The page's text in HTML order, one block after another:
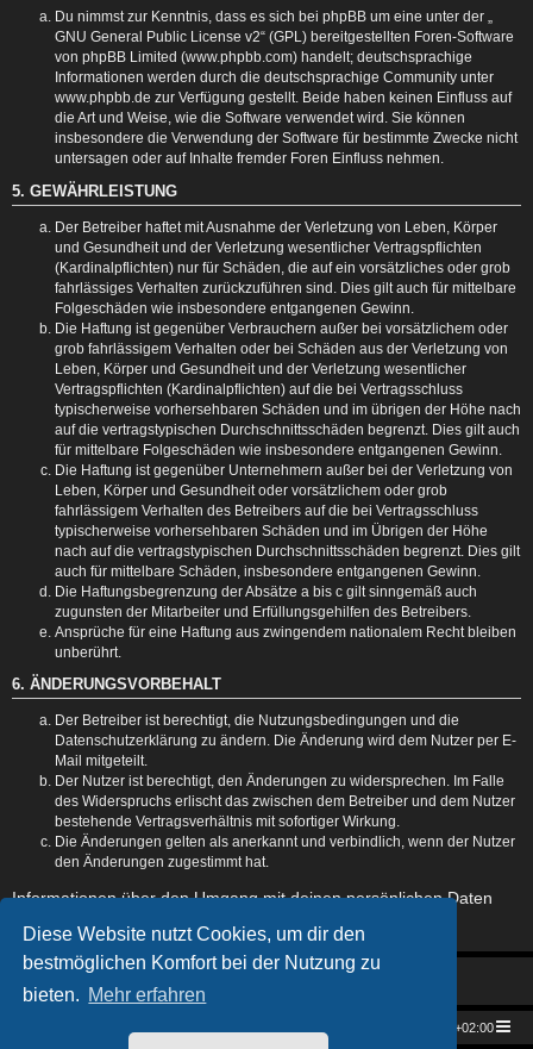
Diese Website nutzt Cookies, um dir den
bestmöglichen Komfort bei der Nutzung zu
bieten. Mehr erfahren
Du nimmst zur Kenntnis, dass es sich bei phpBB um eine unter der „
GNU General Public License v2“ (GPL) bereitgestellten Foren-Software
von phpBB Limited (www.phpbb.com) handelt; deutschsprachige
Informationen werden durch die deutschsprachige Community unter
www.phpbb.de zur Verfügung gestellt. Beide haben keinen Einfluss auf
die Art und Weise, wie die Software verwendet wird. Sie können
insbesondere die Verwendung der Software für bestimmte Zwecke nicht
untersagen oder auf Inhalte fremder Foren Einfluss nehmen.
5. GEWÄHRLEISTUNG
Der Betreiber haftet mit Ausnahme der Verletzung von Leben, Körper
und Gesundheit und der Verletzung wesentlicher Vertragspflichten
(Kardinalpflichten) nur für Schäden, die auf ein vorsätzliches oder grob
fahrlässiges Verhalten zurückzuführen sind. Dies gilt auch für mittelbare
Folgeschäden wie insbesondere entgangenen Gewinn.
Die Haftung ist gegenüber Verbrauchern außer bei vorsätzlichem oder
grob fahrlässigem Verhalten oder bei Schäden aus der Verletzung von
Leben, Körper und Gesundheit und der Verletzung wesentlicher
Vertragspflichten (Kardinalpflichten) auf die bei Vertragsschluss
typischerweise vorhersehbaren Schäden und im übrigen der Höhe nach
auf die vertragstypischen Durchschnittsschäden begrenzt. Dies gilt auch
für mittelbare Folgeschäden wie insbesondere entgangenen Gewinn.
Die Haftung ist gegenüber Unternehmern außer bei der Verletzung von
Leben, Körper und Gesundheit oder vorsätzlichem oder grob
fahrlässigem Verhalten des Betreibers auf die bei Vertragsschluss
typischerweise vorhersehbaren Schäden und im Übrigen der Höhe
nach auf die vertragstypischen Durchschnittsschäden begrenzt. Dies gilt
auch für mittelbare Schäden, insbesondere entgangenen Gewinn.
Die Haftungsbegrenzung der Absätze a bis c gilt sinngemäß auch
zugunsten der Mitarbeiter und Erfüllungsgehilfen des Betreibers.
Ansprüche für eine Haftung aus zwingendem nationalem Recht bleiben
unberührt.
6. ÄNDERUNGSVORBEHALT
Der Betreiber ist berechtigt, die Nutzungsbedingungen und die
Datenschutzerklärung zu ändern. Die Änderung wird dem Nutzer per E-
Mail mitgeteilt.
Der Nutzer ist berechtigt, den Änderungen zu widersprechen. Im Falle
des Widerspruchs erlischt das zwischen dem Betreiber und dem Nutzer
bestehende Vertragsverhältnis mit sofortiger Wirkung.
Die Änderungen gelten als anerkannt und verbindlich, wenn der Nutzer
den Änderungen zugestimmt hat.
Informationen über den Umgang mit deinen persönlichen Daten
UTC+02:00